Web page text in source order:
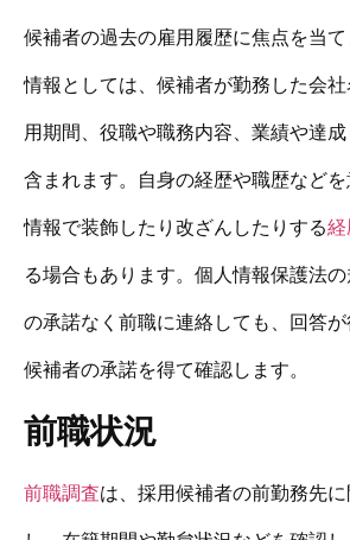
候補者の過去の雇用履歴に焦点を当
情報としては、候補者が勤務した会
用期間、役職や職務内容、業績や達
含まれます。自身の経歴や職歴など
情報で装飾したり改ざんしたりする
る場合もあります。個人情報保護法
の承諾なく前職に連絡しても、回答が
候補者の承諾を得て確認します。
前職状況
前職調査は、採用候補者の前勤務先